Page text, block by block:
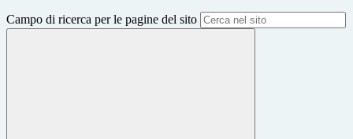
Campo di ricerca per le pagine del sito